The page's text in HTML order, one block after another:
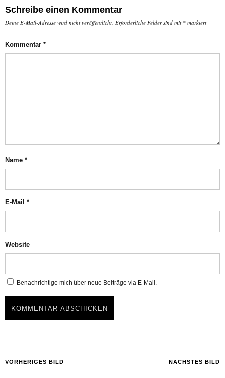
Schreibe einen Kommentar
Deine E-Mail-Adresse wird nicht veröffentlicht. Erforderliche Felder sind mit * markiert
Kommentar *
Name *
E-Mail *
Website
Benachrichtige mich über neue Beiträge via E-Mail.
NÄCHSTES BILD
VORHERIGES BILD